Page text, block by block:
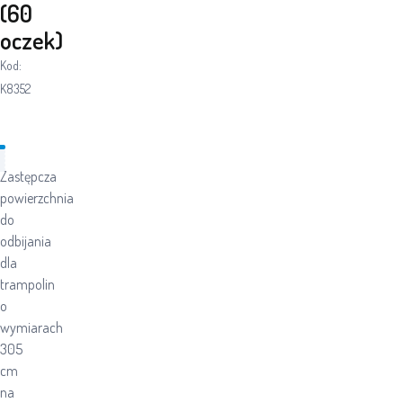
(60
oczek)
Kod:
K8352
Zastępcza
powierzchnia
do
odbijania
dla
trampolin
o
wymiarach
305
cm
na